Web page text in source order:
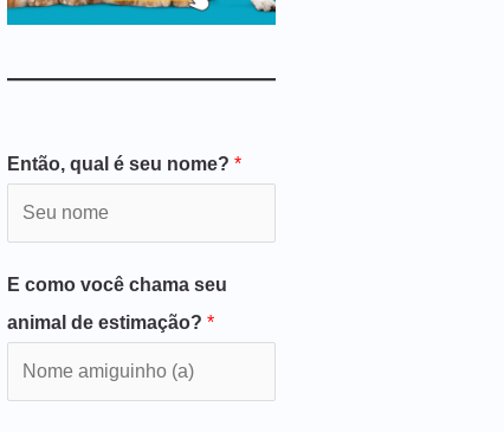
Então, qual é seu nome? *
E como você chama seu
animal de estimação? *